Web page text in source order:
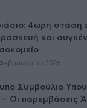
4ωρη στάση
και
2026
Συμβούλιο
– Οι παρεμβάσεις